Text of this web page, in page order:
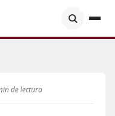
de lectura